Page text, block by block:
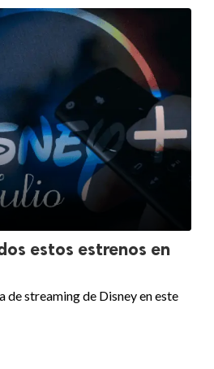
estos estrenos en
streaming de Disney en este